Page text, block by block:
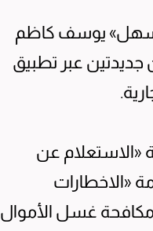
«سهل» يوسف كاظم
جديدتين عبر تطبيق
«الاستعلام عن
«الاخطارات
غسل الأموال